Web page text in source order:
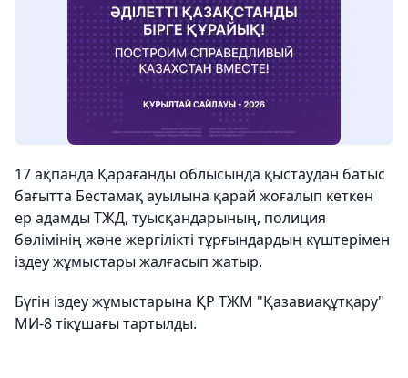
17 ақпанда Қарағанды облысында қыстаудан батыс
бағытта Бестамақ ауылына қарай жоғалып кеткен
ер адамды ТЖД, туысқандарының, полиция
бөлімінің және жергілікті тұрғындардың күштерімен
іздеу жұмыстары жалғасып жатыр.
Бүгін іздеу жұмыстарына ҚР ТЖМ "Қазавиақұтқару"
МИ-8 тікұшағы тартылды.